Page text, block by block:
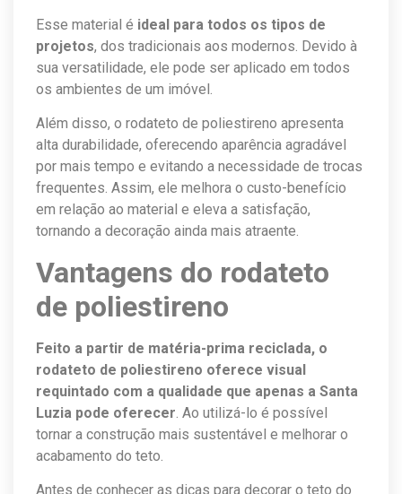
Esse material é ideal para todos os tipos de
projetos, dos tradicionais aos modernos. Devido à
sua versatilidade, ele pode ser aplicado em todos
os ambientes de um imóvel.
Além disso, o rodateto de poliestireno apresenta
alta durabilidade, oferecendo aparência agradável
por mais tempo e evitando a necessidade de trocas
frequentes. Assim, ele melhora o custo-benefício
em relação ao material e eleva a satisfação,
tornando a decoração ainda mais atraente.
Vantagens do rodateto
de poliestireno
Feito a partir de matéria-prima reciclada, o
rodateto de poliestireno oferece visual
requintado com a qualidade que apenas a Santa
Luzia pode oferecer . Ao utilizá-lo é possível
tornar a construção mais sustentável e melhorar o
acabamento do teto.
Antes de conhecer as dicas para decorar o teto do